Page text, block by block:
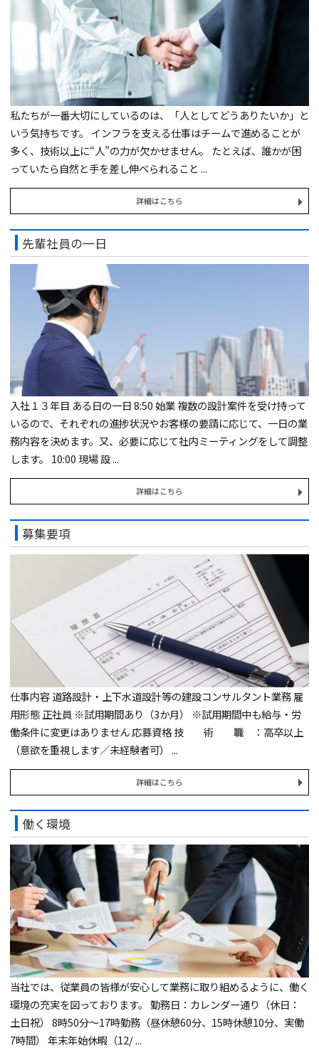
私たちが一番大切にしているのは、「人としてどうありたいか」と
いう気持ちです。 インフラを支える仕事はチームで進めることが
多く、技術以上に“人”の力が欠かせません。 たとえば、誰かが困
っていたら自然と手を差し伸べられること ...
詳細はこちら
先輩社員の一日
入社１３年目 ある日の一日 8:50 始業 複数の設計案件を受け持って
いるので、それぞれの進捗状況やお客様の要請に応じて、一日の業
務内容を決めます。又、必要に応じて社内ミーティングをして調整
します。 10:00 現場 設 ...
詳細はこちら
募集要項
仕事内容 道路設計・上下水道設計等の建設コンサルタント業務 雇
用形態 正社員 ※試用期間あり（3か月） ※試用期間中も給与・労
働条件に変更はありません 応募資格 技 術 職 ：高卒以上
（意欲を重視します／未経験者可） ...
詳細はこちら
働く環境
当社では、従業員の皆様が安心して業務に取り組めるように、働く
環境の充実を図っております。 勤務日：カレンダー通り（休日：
土日祝） 8時50分～17時勤務（昼休憩60分、15時休憩10分、実働
7時間） 年末年始休暇（12/ ...